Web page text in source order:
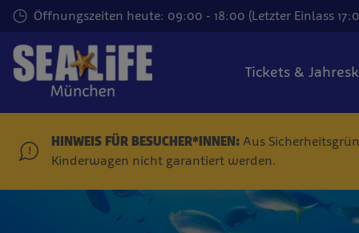
Zum
Hauptinhalt
springen
Öffnungszeiten heute: 09:00 - 18:00 (Letzter Einlass
Tickets &
HINWEIS FÜR BESUCHER*INNEN: Aus
Kinderwagen nicht garantiert werden.